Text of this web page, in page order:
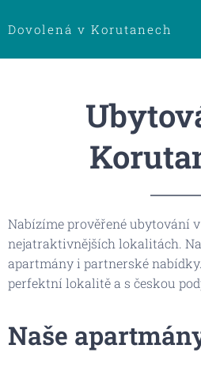
Dovolená v Korutanech
Nabízíme prověřené ubytování
nejatraktivnějších lokalitách.
apartmány i partnerské
perfektní lokalitě a s českou
Naše